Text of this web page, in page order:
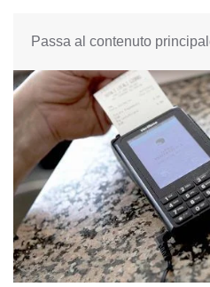
Passa al contenuto